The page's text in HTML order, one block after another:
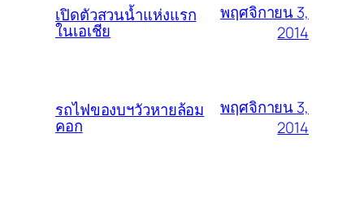
เปิดตัวสวนน้ำแห่งแรก
ในเอเชีย
พฤศจิกายน 3,
2014
รถไฟของบฯวัวหายล้อม
คอก
พฤศจิกายน 3,
2014